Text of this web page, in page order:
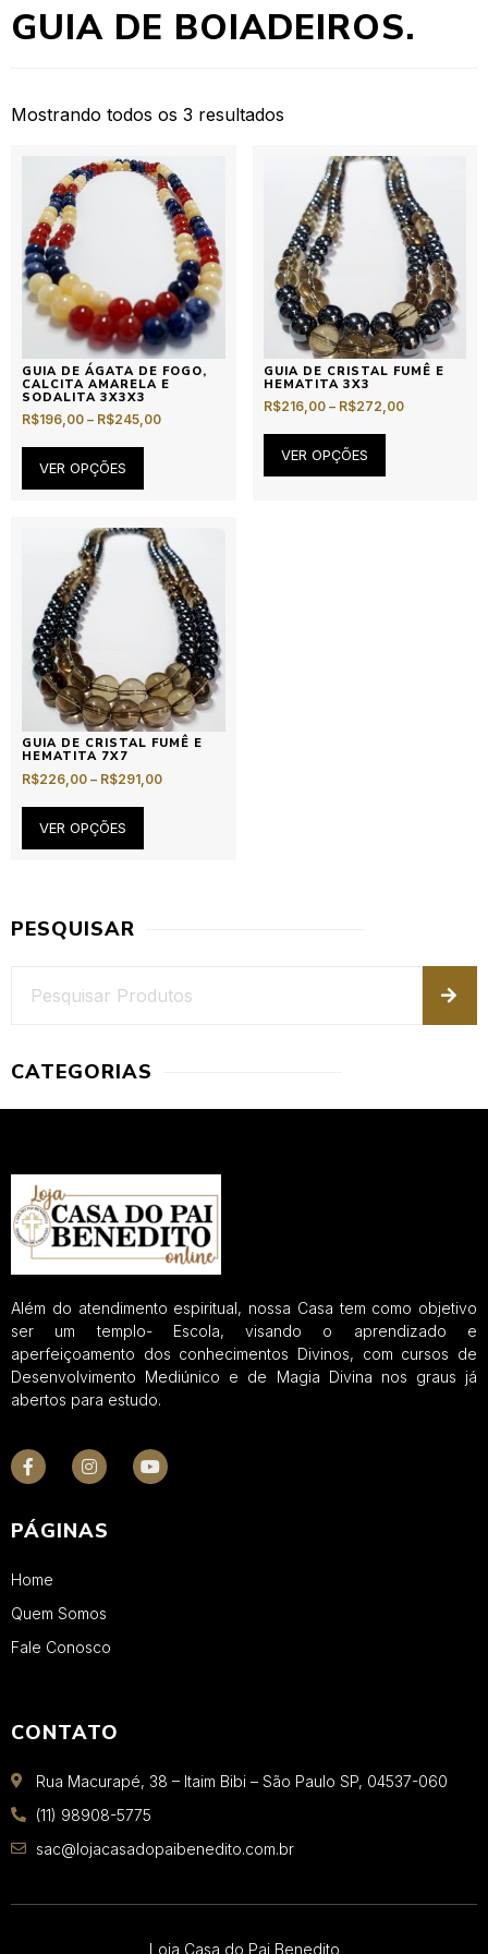
GUIA DE BOIADEIROS.
Mostrando todos os 3 resultados
GUIA DE ÁGATA DE FOGO,
CALCITA AMARELA E
SODALITA 3X3X3
R$196,00 – R$245,00
VER OPÇÕES
GUIA DE CRISTAL FUMÊ E
HEMATITA 3X3
R$216,00 – R$272,00
VER OPÇÕES
GUIA DE CRISTAL FUMÊ E
HEMATITA 7X7
R$226,00 – R$291,00
VER OPÇÕES
PESQUISAR
CATEGORIAS
Além do atendimento espiritual, nossa Casa tem como objetivo
ser um templo- Escola, visando o aprendizado e
aperfeiçoamento dos conhecimentos Divinos, com cursos de
Desenvolvimento Mediúnico e de Magia Divina nos graus já
abertos para estudo.
PÁGINAS
Home
Quem Somos
Fale Conosco
CONTATO
Rua Macurapé, 38 – Itaim Bibi – São Paulo SP, 04537-060
(11) 98908-5775
sac@lojacasadopaibenedito.com.br
Loja Casa do Pai Benedito